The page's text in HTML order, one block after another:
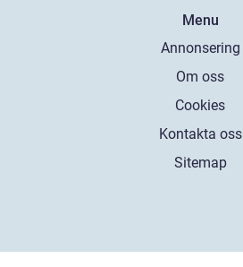
Menu
Annonsering
Om oss
Cookies
Kontakta oss
Sitemap